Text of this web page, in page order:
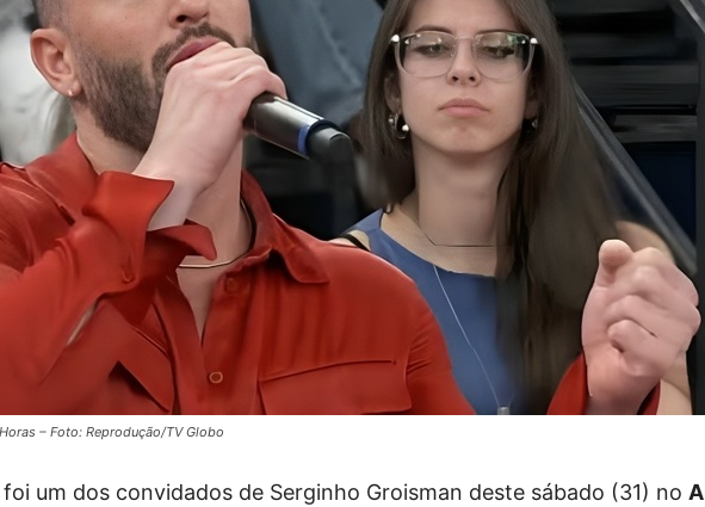
– Foto: Reprodução/TV Globo
foi um dos convidados de Serginho Groisman deste sábado (31) no